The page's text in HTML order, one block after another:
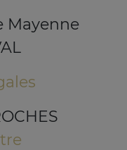
Mayenne